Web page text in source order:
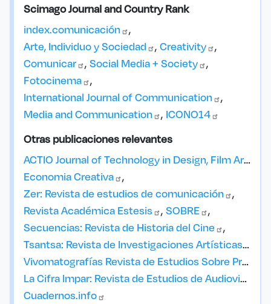
Scimago Journal and Country Rank
index.comunicación
Arte, Individuo ySociedad
Creativity
Comunicar
Social Media +Society
Fotocinema
International Journal ofCommunication
Media andCommunication
ICONO14
Otras publicaciones relevantes
ACTIO Journal of Technology in Design, Film Arts and Visual
EconomiaCreativa
Zer: Revista de estudios decomunicación
Revista AcadémicaEstesis
SOBRE
Secuencias: Revista de Historia delCine
Tsantsa: Revista de InvestigacionesArtísticas
Vivomatografías Revista de Estudios Sobre Precine y Cine Silente en
La Cifra Impar: Revista de Estudios deAudiovisuales
Cuadernos.info